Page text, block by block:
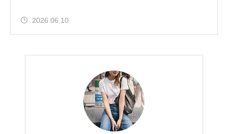
2026.06.10